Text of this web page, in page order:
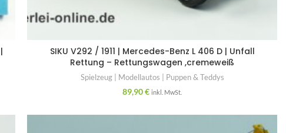
SIKU V292 / 1911 | Mercedes-Benz L 406 D | Unfall
Rettung – Rettungswagen ,cremeweiß
Spielzeug | Modellautos | Puppen & Teddys
89,90€ inkl. MwSt.